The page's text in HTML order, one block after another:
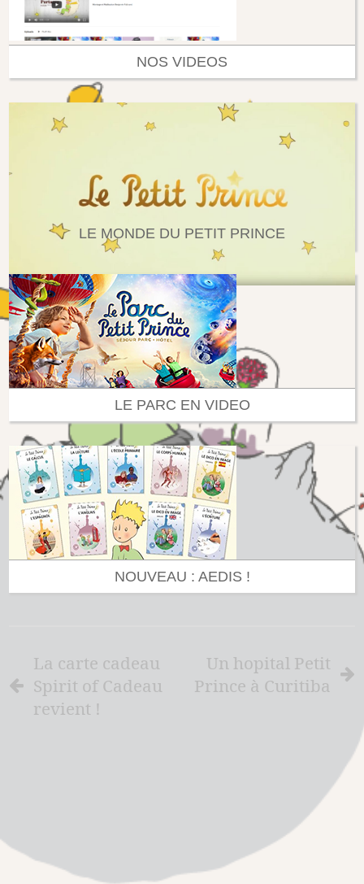
NOS VIDEOS
LE MONDE DU PETIT PRINCE
LE PARC EN VIDEO
NOUVEAU : AEDIS !
La carte cadeau
Spirit of Cadeau
revient !
Un hopital Petit
Prince à Curitiba